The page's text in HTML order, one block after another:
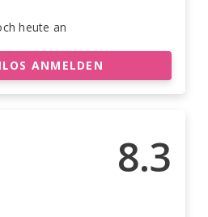
heute an
ANMELDEN
8.3